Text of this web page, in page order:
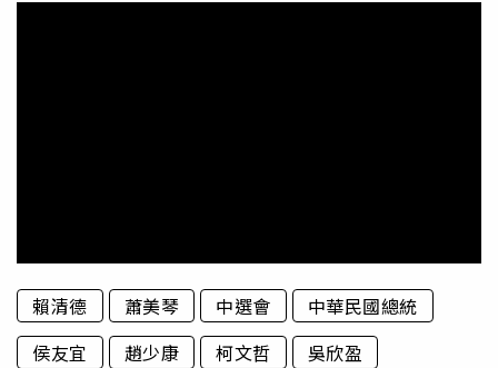
賴清德 蕭美琴 中選會
中華民國總統
侯友宜
趙少康 柯文哲 吳欣盈